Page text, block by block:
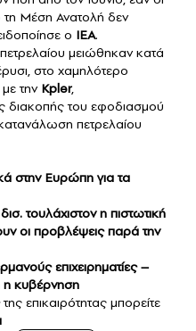
τη Μέση Ανατολή δεν
ο ΙΕΑ.
μειώθηκαν κατά
στο χαμηλότερο
την Kpler,
διακοπής του εφοδιασμού
πετρελαίου
στην Ευρώπη για τα
τουλάχιστον η πιστωτική
οι προβλέψεις παρά την
επιχειρηματίες –
η κυβέρνηση
της επικαιρότητας μπορείτε